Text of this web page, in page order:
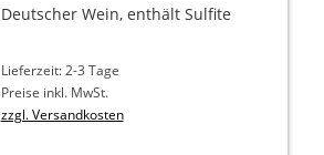
Deutscher Wein, enthält Sulfite
Lieferzeit: 2-3 Tage
Preise inkl. MwSt.
zzgl. Versandkosten